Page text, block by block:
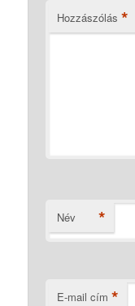
Hozzászólás *
Név *
E-mail cím *